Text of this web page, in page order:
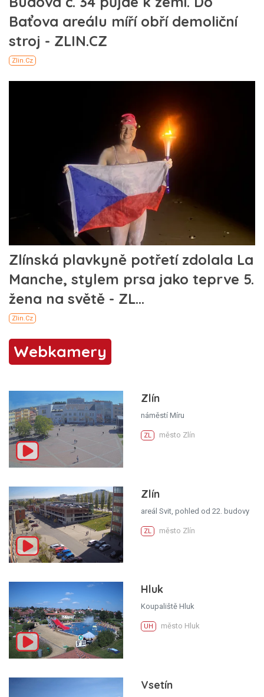
Webkamery
Zlín
náměstí Míru
ZL město Zlín
Zlín
areál Svit, pohled od 22. budovy
ZL město Zlín
Hluk
Koupaliště Hluk
UH město Hluk
Vsetín